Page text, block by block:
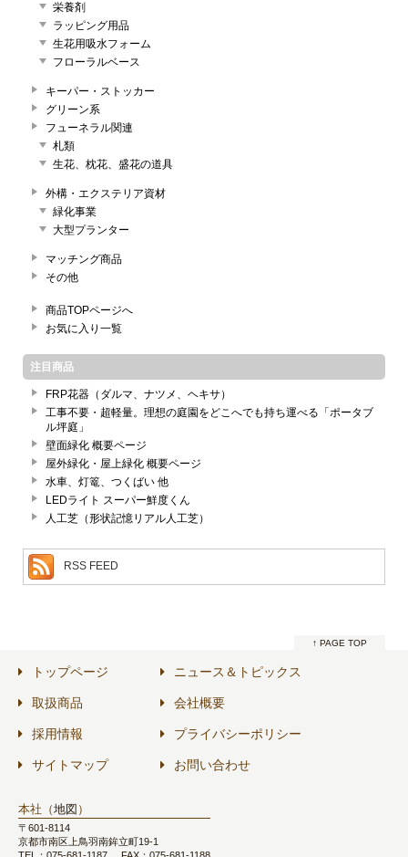
栄養剤
ラッピング用品
生花用吸水フォーム
フローラルベース
キーパー・ストッカー
グリーン系
フューネラル関連
札類
生花、枕花、盛花の道具
外構・エクステリア資材
緑化事業
大型プランター
マッチング商品
その他
商品TOPページへ
お気に入り一覧
注目商品
FRP花器（ダルマ、ナツメ、ヘキサ）
工事不要・超軽量。理想の庭園をどこへでも持ち運べる「ポータブ
ル坪庭」
壁面緑化 概要ページ
屋外緑化・屋上緑化 概要ページ
水車、灯篭、つくばい 他
LEDライト スーパー鮮度くん
人工芝（形状記憶リアル人工芝）
RSS FEED
↑ PAGE TOP
トップページ
取扱商品
採用情報
サイトマップ
ニュース＆トピックス
会社概要
プライバシーポリシー
お問い合わせ
本社（地図 ）
〒601-8114
京都市南区上鳥羽南鉾立町19-1